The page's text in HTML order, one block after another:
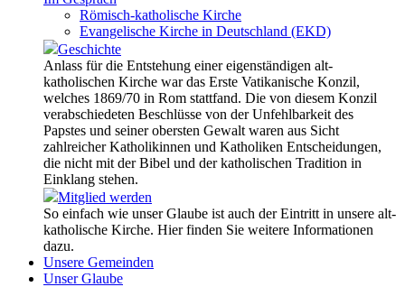
Römisch-katholische Kirche
Evangelische Kirche in Deutschland (EKD)
Geschichte
Anlass für die Entstehung einer eigenständigen alt-
katholischen Kirche war das Erste Vatikanische Konzil,
welches 1869/70 in Rom stattfand. Die von diesem Konzil
verabschiedeten Beschlüsse von der Unfehlbarkeit des
Papstes und seiner obersten Gewalt waren aus Sicht
zahlreicher Katholikinnen und Katholiken Entscheidungen,
die nicht mit der Bibel und der katholischen Tradition in
Einklang stehen.
Mitglied werden
So einfach wie unser Glaube ist auch der Eintritt in unsere alt-
katholische Kirche. Hier finden Sie weitere Informationen
dazu.
Unsere Gemeinden
Unser Glaube